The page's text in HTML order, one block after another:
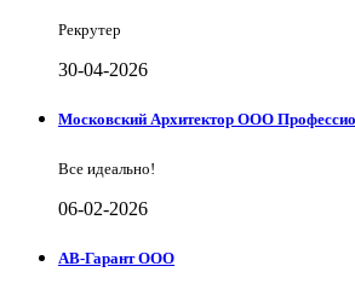
Рекрутер
30-04-2026
Московский Архитектор ООО
Все идеально!
06-02-2026
АВ-Гарант ООО